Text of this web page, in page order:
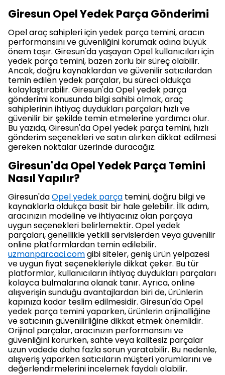
Giresun Opel Yedek Parça Gönderimi
Opel araç sahipleri için yedek parça temini, aracın
performansını ve güvenliğini korumak adına büyük
önem taşır. Giresun'da yaşayan Opel kullanıcıları için
yedek parça temini, bazen zorlu bir süreç olabilir.
Ancak, doğru kaynaklardan ve güvenilir satıcılardan
temin edilen yedek parçalar, bu süreci oldukça
kolaylaştırabilir. Giresun'da Opel yedek parça
gönderimi konusunda bilgi sahibi olmak, araç
sahiplerinin ihtiyaç duydukları parçaları hızlı ve
güvenilir bir şekilde temin etmelerine yardımcı olur.
Bu yazıda, Giresun'da Opel yedek parça temini, hızlı
gönderim seçenekleri ve satın alırken dikkat edilmesi
gereken noktalar üzerinde duracağız.
Giresun'da Opel Yedek Parça Temini
Nasıl Yapılır?
Giresun'daOpel yedek parça temini, doğru bilgi ve
kaynaklarla oldukça basit bir hale gelebilir. İlk adım,
aracınızın modeline ve ihtiyacınız olan parçaya
uygun seçenekleri belirlemektir. Opel yedek
parçaları, genellikle yetkili servislerden veya güvenilir
online platformlardan temin edilebilir.
uzmanparcaci.comgibi siteler, geniş ürün yelpazesi
ve uygun fiyat seçenekleriyle dikkat çeker. Bu tür
platformlar, kullanıcıların ihtiyaç duydukları parçaları
kolayca bulmalarına olanak tanır. Ayrıca, online
alışverişin sunduğu avantajlardan biri de, ürünlerin
kapınıza kadar teslim edilmesidir. Giresun'da Opel
yedek parça temini yaparken, ürünlerin orijinalliğine
ve satıcının güvenilirliğine dikkat etmek önemlidir.
Orijinal parçalar, aracınızın performansını ve
güvenliğini korurken, sahte veya kalitesiz parçalar
uzun vadede daha fazla sorun yaratabilir. Bu nedenle,
alışveriş yaparken satıcıların müşteri yorumlarını ve
değerlendirmelerini incelemek faydalı olabilir.